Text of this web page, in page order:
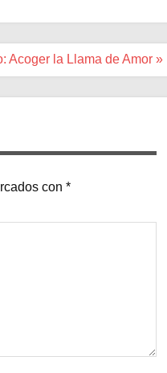
Acoger la Llama de Amor »
con *